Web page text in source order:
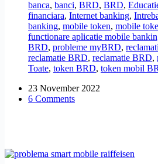
selfie
la
portret
pentru
a
reinstala
aplicația
brd.
Ce
banca, banci, BRD, BRD,
financiara, Internet banking,
banking, mobile token, mobile
functionare aplicatie mobile
BRD, probleme myBRD,
reclamatie BRD, reclamatie BRD,
Toate, token BRD, token mobil
23 November 2022
6 Comments